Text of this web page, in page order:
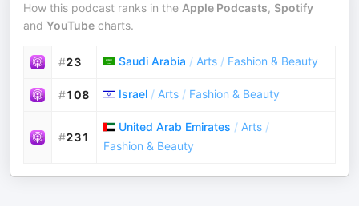
How this podcast ranks in the Apple Podcasts, Spotify
and YouTube charts.
#23 Saudi Arabia / Arts / Fashion & Beauty
#108 Israel / Arts / Fashion & Beauty
#231
United Arab Emirates / Arts /
Fashion & Beauty